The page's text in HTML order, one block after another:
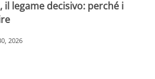
il legame decisivo: perché i
2026